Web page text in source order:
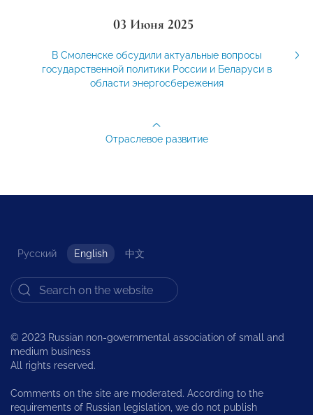
03 Июня 2025
В Смоленске обсудили актуальные вопросы
государственной политики России и Беларуси в
области энергосбережения
Отраслевое развитие
Русский English 中文
© 2023 Russian non-governmental association of small and
medium business
All rights reserved.
Comments on the site are moderated. According to the
requirements of Russian legislation, we do not publish